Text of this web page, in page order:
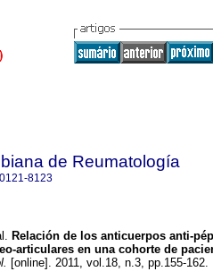
de Reumatología
0121-8123
Relación de los anticuerpos anti-
articulares en una cohorte de
[online]. 2011, vol.18, n.3, pp.155-162.